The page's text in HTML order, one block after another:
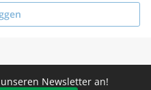
Newsletter an!